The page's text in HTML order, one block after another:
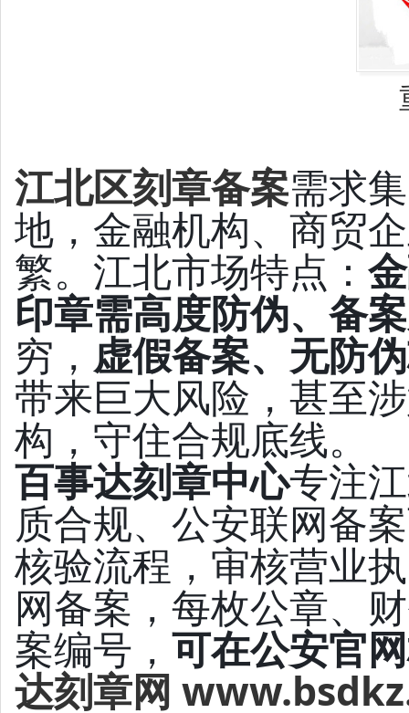
江北区刻章备案需求
地，金融机构、商贸
繁。江北市场特点：
印章需高度防伪、备
穷， 虚假备案、无防
带来巨大风险，甚至
构，守住合规底线。
百事达刻章中心专注
质合规、公安联网备
核验流程，审核营业
网备案，每枚公章、
案编号， 可在公安官
达刻章网